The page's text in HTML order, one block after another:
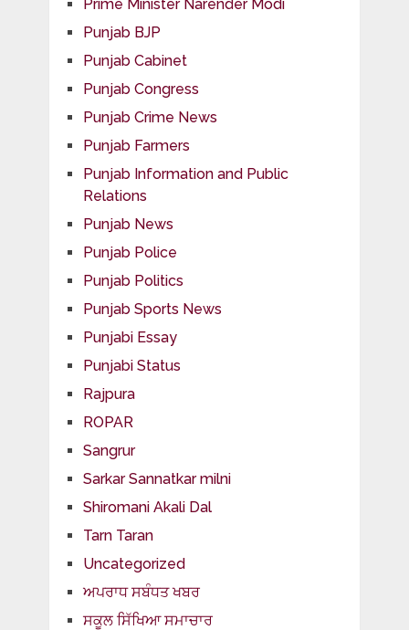
Prime Minister Narender Modi
Punjab BJP
Punjab Cabinet
Punjab Congress
Punjab Crime News
Punjab Farmers
Punjab Information and Public
Relations
Punjab News
Punjab Police
Punjab Politics
Punjab Sports News
Punjabi Essay
Punjabi Status
Rajpura
ROPAR
Sangrur
Sarkar Sannatkar milni
Shiromani Akali Dal
Tarn Taran
Uncategorized
ਅਪਰਾਧ ਸਬੰਧਤ ਖਬਰ
ਸਕੂਲ ਸਿੱਖਿਆ ਸਮਾਚਾਰ